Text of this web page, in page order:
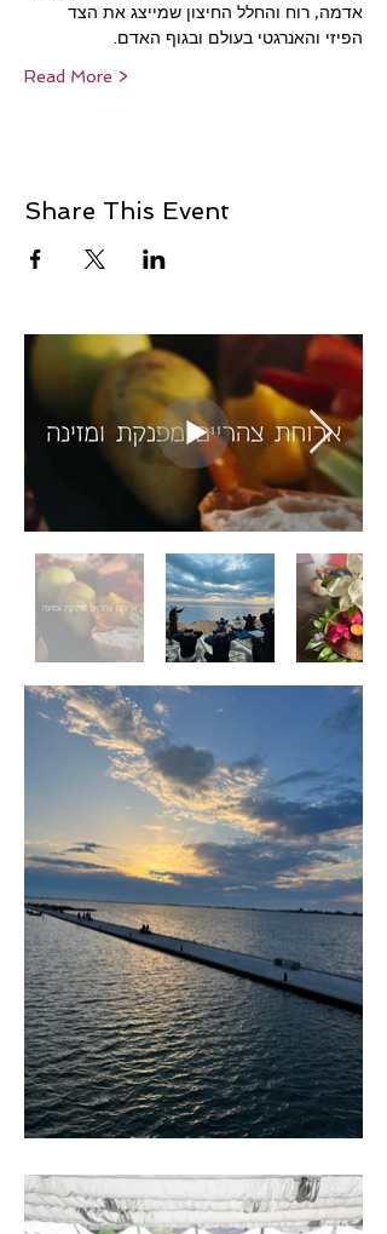
אדמה, רוח והחלל החיצון שמייצג את הצד
הפיזי והאנרגטי בעולם ובגוף האדם.
Read More >
Share This Event